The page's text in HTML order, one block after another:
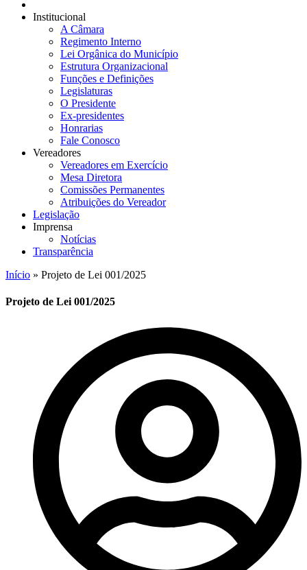
Institucional
A Câmara
Regimento Interno
Lei Orgânica do Município
Estrutura Organizacional
Funções e Definições
Legislaturas
O Presidente
Ex-presidentes
Honrarias
Fale Conosco
Vereadores
Vereadores em Exercício
Mesa Diretora
Comissões Permanentes
Atribuições do Vereador
Legislação
Imprensa
Notícias
Transparência
Início » Projeto de Lei 001/2025
Projeto de Lei 001/2025